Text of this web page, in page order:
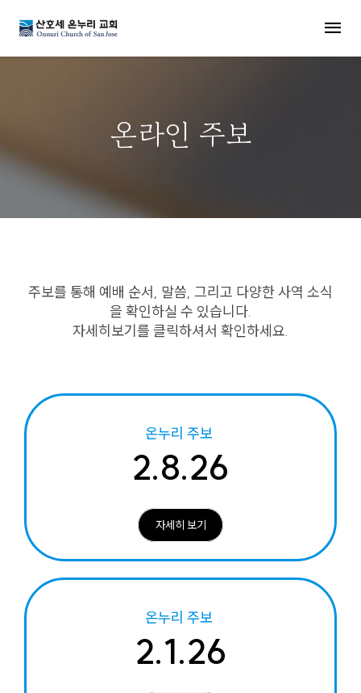
MENU
온라인 주보
주보를 통해 예배 순서, 말씀, 그리고 다양한 사역 소식
을 확인하실 수 있습니다.
자세히보기를 클릭하셔서 확인하세요.
온누리 주보
2.8.26
자세히 보기
온누리 주보
2.1.26